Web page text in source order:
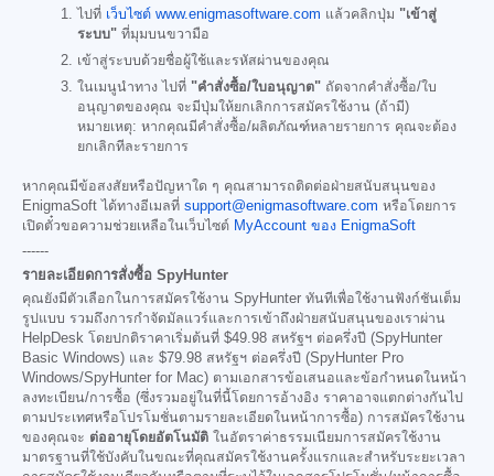
ไปที่ เว็บไซต์ www.enigmasoftware.com แล้วคลิกปุ่ม "เข้าสู่
ระบบ" ที่มุมบนขวามือ
เข้าสู่ระบบด้วยชื่อผู้ใช้และรหัสผ่านของคุณ
ในเมนูนำทาง ไปที่ "คำสั่งซื้อ/ใบอนุญาต" ถัดจากคำสั่งซื้อ/ใบ
อนุญาตของคุณ จะมีปุ่มให้ยกเลิกการสมัครใช้งาน (ถ้ามี)
หมายเหตุ: หากคุณมีคำสั่งซื้อ/ผลิตภัณฑ์หลายรายการ คุณจะต้อง
ยกเลิกทีละรายการ
หากคุณมีข้อสงสัยหรือปัญหาใด ๆ คุณสามารถติดต่อฝ่ายสนับสนุนของ
EnigmaSoft ได้ทางอีเมลที่ support@enigmasoftware.com หรือโดยการ
เปิดตั๋วขอความช่วยเหลือในเว็บไซต์ MyAccount ของ EnigmaSoft
------
รายละเอียดการสั่งซื้อ SpyHunter
คุณยังมีตัวเลือกในการสมัครใช้งาน SpyHunter ทันทีเพื่อใช้งานฟังก์ชันเต็ม
รูปแบบ รวมถึงการกำจัดมัลแวร์และการเข้าถึงฝ่ายสนับสนุนของเราผ่าน
HelpDesk โดยปกติราคาเริ่มต้นที่ $49.98 สหรัฐฯ ต่อครึ่งปี (SpyHunter
Basic Windows) และ $79.98 สหรัฐฯ ต่อครึ่งปี (SpyHunter Pro
Windows/SpyHunter for Mac) ตามเอกสารข้อเสนอและข้อกำหนดในหน้า
ลงทะเบียน/การซื้อ (ซึ่งรวมอยู่ในที่นี้โดยการอ้างอิง ราคาอาจแตกต่างกันไป
ตามประเทศหรือโปรโมชั่นตามรายละเอียดในหน้าการซื้อ) การสมัครใช้งาน
ของคุณจะ ต่ออายุโดยอัตโนมัติ ในอัตราค่าธรรมเนียมการสมัครใช้งาน
มาตรฐานที่ใช้บังคับในขณะที่คุณสมัครใช้งานครั้งแรกและสำหรับระยะเวลา